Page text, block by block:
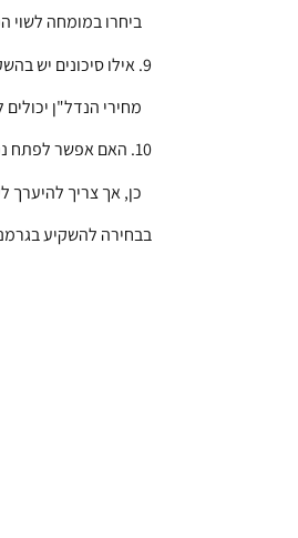
ביחרו במומחה לשוי
9. אילו סיכונים יש בהשקעות בגרמניה?
מחירי הנדל"ן
10. האם אפשר לפתח נכס באופן עצמאי?
כן, אך צריך להיערך
בבחירה להשקיע